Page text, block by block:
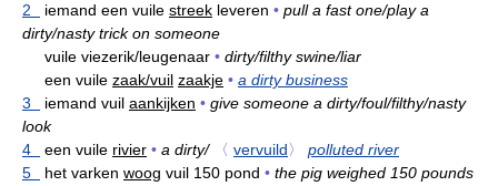
2
iemand een vuile streek leveren • pull a fast one/play a
dirty/nasty trick on someone
vuile viezerik/leugenaar • dirty/filthy swine/liar
een vuile zaak/vuil zaakje • a dirty business
3
iemand vuil aankijken • give someone a dirty/foul/filthy/nasty
look
4
een vuile rivier • a dirty/ 〈 vervuild〉
polluted river
5
het varken woog vuil 150 pond • the pig weighed 150 pounds